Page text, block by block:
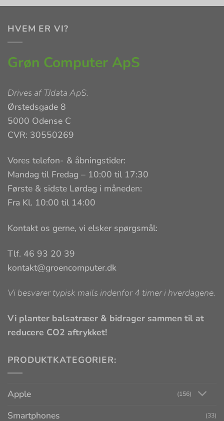
HVEM ER VI?
Grøn Computer ApS
Drives afTJdata ApS.
Ørstedsgade 8
5000 Odense C
CVR: 30550269
Vores telefon- & åbningstider:
Mandag til Fredag – 10:00 til 17:30
Første & sidste Lørdag i måneden:
Fra Kl. 10:00 til 14:00
Kontakt os gerne, vi elsker spørgsmål:
Tlf. 46 93 20 39
kontakt@groencomputer.dk
Vi besvarer typisk mails indenfor 4 timer i hverdagene.
Vi planter balsatræer & bidrager sammen til at
reducere CO2 aftrykket!
PRODUKTKATEGORIER:
Apple (156)
Smartphones (33)